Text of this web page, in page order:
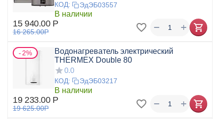
КОД: ЭдЭБ03557
В наличии
15 940.00 Р
16 265.00Р +
−
2%
Водонагреватель электрический
THERMEX Double 80
0.0
КОД: ЭдЭБ03217
В наличии
19 233.00 Р
19 625.00Р +
−